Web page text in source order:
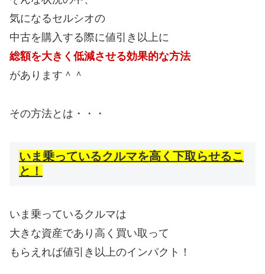
気になるセルシオの
中古を購入する際に値引き以上に
総額を大きく低減させる効果的な方法
があります＾＾
その方法とは・・・
いま乗っているクルマを高く下取らせるこ
と！
いま乗っているクルマは
大きな資産であり高く買い取って
もらえれば値引き以上のインパクト！